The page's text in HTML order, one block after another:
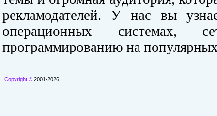
рекламодателей. У нас вы
операционных системах,
программированию на
Copyright © 2001-2026